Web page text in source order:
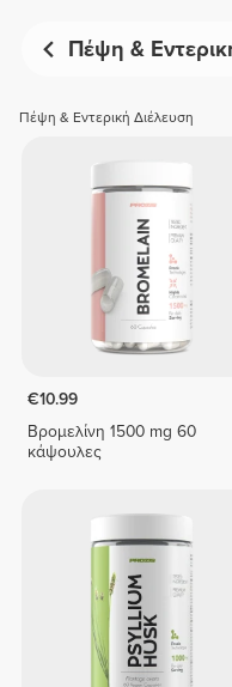
Πέψη &
Πέψη & Εντερική Διέλευση
€10.99
Βρομελίνη 1500 mg 60
κάψουλες